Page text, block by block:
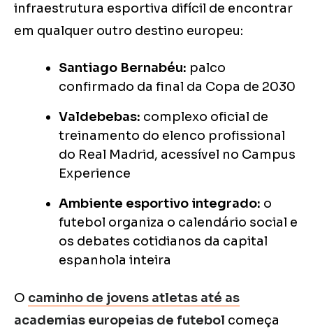
infraestrutura esportiva difícil de encontrar
em qualquer outro destino europeu:
Santiago Bernabéu: palco
confirmado da final da Copa de 2030
Valdebebas: complexo oficial de
treinamento do elenco profissional
do Real Madrid, acessível no Campus
Experience
Ambiente esportivo integrado: o
futebol organiza o calendário social e
os debates cotidianos da capital
espanhola inteira
O caminho de jovens atletas até as
academias europeias de futebol começa